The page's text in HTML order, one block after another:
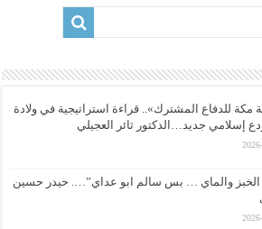
مكة للدفاع المشترك».. قراءة استراتيجية في ولادة
إسلامي جديد…الدكتور ثائر العجيلي
الخبز والماي … بس سالم ابو عداي”…. حيدر حسين